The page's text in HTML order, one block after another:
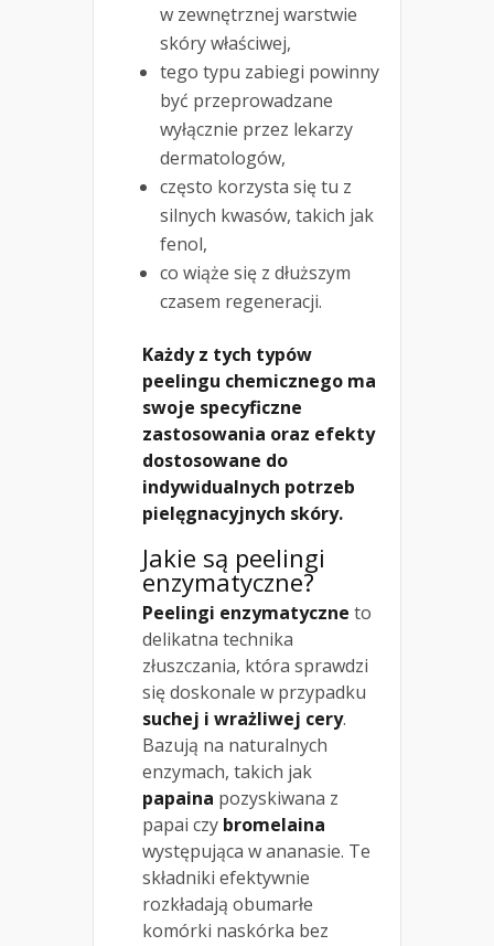
w zewnętrznej warstwie
skóry właściwej,
tego typu zabiegi powinny
być przeprowadzane
wyłącznie przez lekarzy
dermatologów,
często korzysta się tu z
silnych kwasów, takich jak
fenol,
co wiąże się z dłuższym
czasem regeneracji.
Każdy z tych typów
peelingu chemicznego ma
swoje specyficzne
zastosowania oraz efekty
dostosowane do
indywidualnych potrzeb
pielęgnacyjnych skóry.
Jakie są peelingi
enzymatyczne?
Peelingi enzymatyczne to
delikatna technika
złuszczania, która sprawdzi
się doskonale w przypadku
suchej i wrażliwej cery.
Bazują na naturalnych
enzymach, takich jak
papaina pozyskiwana z
papai czy bromelaina
występująca w ananasie. Te
składniki efektywnie
rozkładają obumarłe
komórki naskórka bez